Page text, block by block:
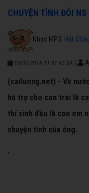
CHUYỆN TÌNH ĐÔI
Nhạc MP3: Hát
10/07/2016 11:01:45 SA
(cailuong.net) - Về
hỗ trợ cho con trai là
thí sinh đều là con em
chuyện tình của ông.
.